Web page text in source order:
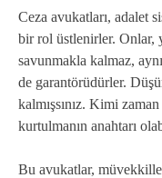
Ceza avukatları, adalet
bir rol üstlenirler. Onlar,
savunmakla kalmaz,
de garantörüdürler.
kalmışsınız. Kimi
kurtulmanın anahtarı
Bu avukatlar,